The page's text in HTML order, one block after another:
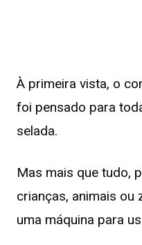
À primeira vista, o
foi pensado para
selada.
Mas mais que tudo,
crianças, animais ou
uma máquina para